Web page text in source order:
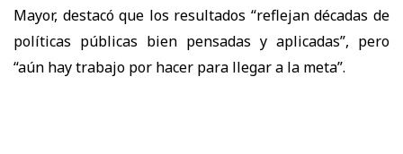
Mayor, destacó que los resultados “reflejan décadas de
políticas públicas bien pensadas y aplicadas”, pero
“aún hay trabajo por hacer para llegar a la meta”.